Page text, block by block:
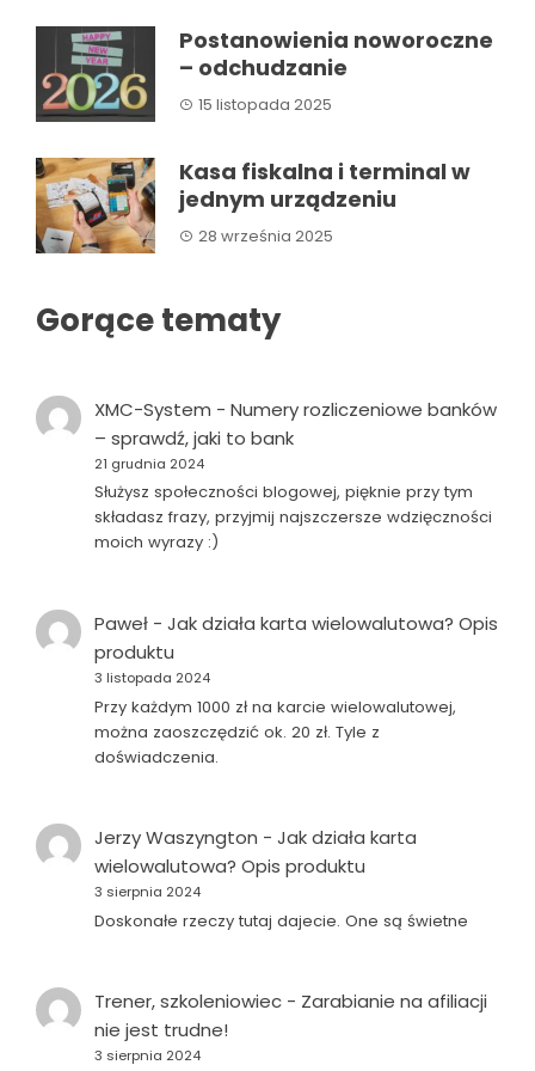
Postanowienia noworoczne
– odchudzanie
15 listopada 2025
Kasa fiskalna i terminal w
jednym urządzeniu
28 września 2025
Gorące tematy
XMC-System - Numery rozliczeniowe banków
– sprawdź, jaki to bank
21 grudnia 2024
Służysz społeczności blogowej, pięknie przy tym
składasz frazy, przyjmij najszczersze wdzięczności
moich wyrazy :)
Paweł- Jak działa karta wielowalutowa? Opis
produktu
3 listopada 2024
Przy każdym 1000 zł na karcie wielowalutowej,
można zaoszczędzić ok. 20 zł. Tyle z
doświadczenia.
Jerzy Waszyngton - Jak działa karta
wielowalutowa? Opis produktu
3 sierpnia 2024
Doskonałe rzeczy tutaj dajecie. One są świetne
Trener, szkoleniowiec- Zarabianie na afiliacji
nie jest trudne!
3 sierpnia 2024